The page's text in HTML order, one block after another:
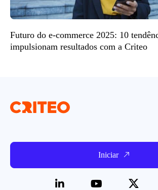
Futuro do e-commerce 2025: 10
impulsionam resultados com a Criteo
Iniciar